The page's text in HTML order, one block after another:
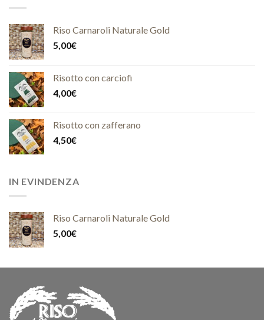
Riso Carnaroli Naturale Gold
5,00€
Risotto con carciofi
4,00€
Risotto con zafferano
4,50€
IN EVINDENZA
Riso Carnaroli Naturale Gold
5,00€